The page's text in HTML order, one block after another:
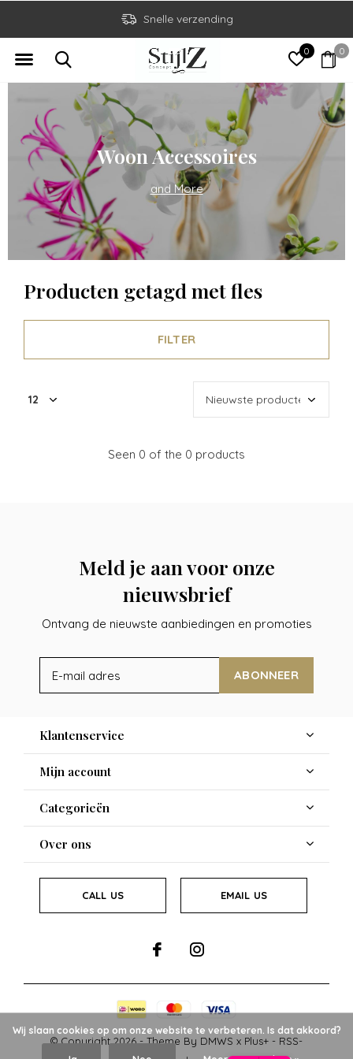
0 0
Snelle verzending
Woon Accessoires
and More
Producten getagd met fles
FILTER
Seen 0 of the 0 products
Meld je aan voor onze
nieuwsbrief
Ontvang de nieuwste aanbiedingen en promoties
ABONNEER
Klantenservice
Mijn account
Categorieën
Over ons
CALL US EMAIL US
© Copyright2026- Theme By DMWS x Plus+ - RSS-
Wij slaan cookies op om onze website te verbeteren. Is dat akkoord?